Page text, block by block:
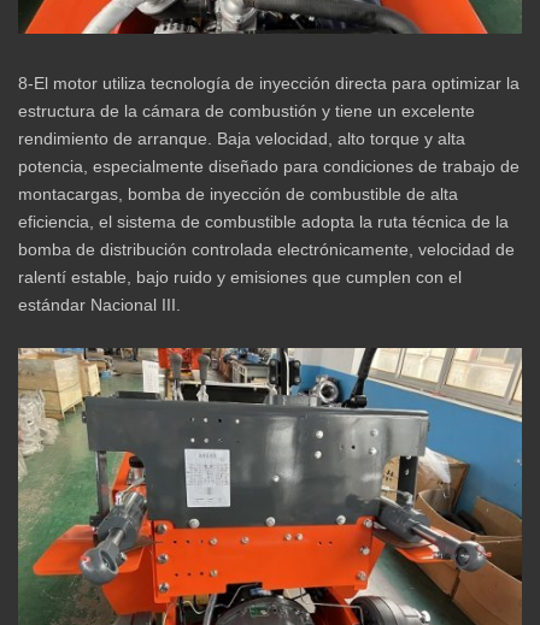
8-El motor utiliza tecnología de inyección directa para optimizar la
estructura de la cámara de combustión y tiene un excelente
rendimiento de arranque. Baja velocidad, alto torque y alta
potencia, especialmente diseñado para condiciones de trabajo de
montacargas, bomba de inyección de combustible de alta
eficiencia, el sistema de combustible adopta la ruta técnica de la
bomba de distribución controlada electrónicamente, velocidad de
ralentí estable, bajo ruido y emisiones que cumplen con el
estándar Nacional III.